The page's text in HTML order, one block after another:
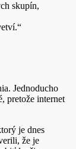
skupín,
Jednoducho
pretože internet
je dnes
že je